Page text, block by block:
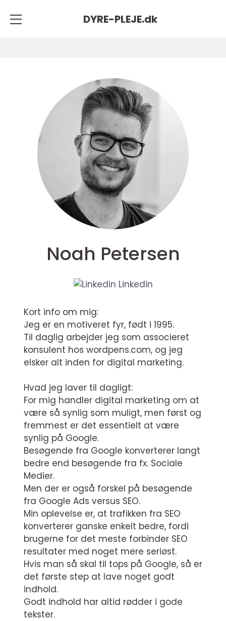
DYRE-PLEJE.dk
Noah Petersen
Linkedin
Kort info om mig:
Jeg er en motiveret fyr, født i 1995.
Til daglig arbejder jeg som associeret
konsulent hos wordpens.com, og jeg
elsker alt inden for digital marketing.
Hvad jeg laver til dagligt:
For mig handler digital marketing om at
være så synlig som muligt, men først og
fremmest er det essentielt at være
synlig på Google.
Besøgende fra Google konverterer langt
bedre end besøgende fra fx. Sociale
Medier.
Men der er også forskel på besøgende
fra Google Ads versus SEO.
Min oplevelse er, at trafikken fra SEO
konverterer ganske enkelt bedre, fordi
brugerne for det meste forbinder SEO
resultater med noget mere seriøst.
Hvis man så skal til tops på Google, så er
det første step at lave noget godt
indhold.
Godt indhold har altid rødder i gode
tekster.